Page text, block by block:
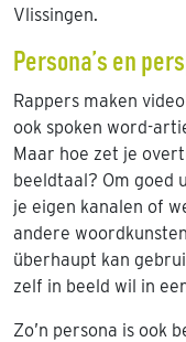
Vlissingen.
Persona’s en
Rappers maken
ook spoken word-
Maar hoe zet je
beeldtaal? Om goed
je eigen kanalen of
andere
überhaupt kan
zelf in beeld wil in
Zo’n persona is ook